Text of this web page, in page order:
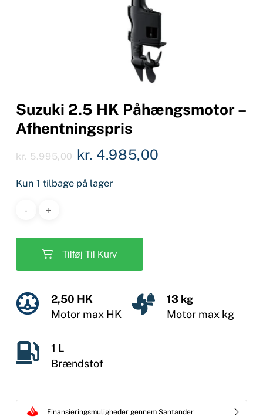
Suzuki 2.5 HK Påhængsmotor –
Afhentningspris
kr.5.995,00 Den
pris
kr. 4.985,00
Kun 1 tilbage på lager
Tilføj Til Kurv
2,50 HK
Motor max HK
13 kg
Motor max kg
1 L
Brændstof
Finansieringsmuligheder gennem Santander